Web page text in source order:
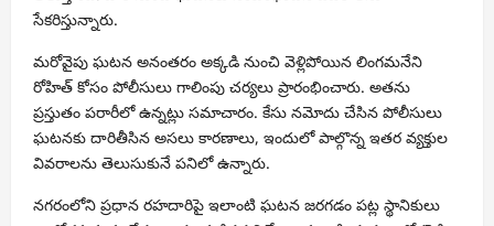
సేకరిస్తున్నారు.
మరోవైపు ఘటన అనంతరం అక్కడి నుంచి వెళ్లిపోయిన లింగమనేని
రోహిత్ కోసం పోలీసులు గాలింపు చర్యలు ప్రారంభించారు. అతను
ప్రస్తుతం పరారీలో ఉన్నట్లు సమాచారం. కేసు నమోదు చేసిన పోలీసులు
ఘటనకు దారితీసిన అసలు కారణాలు, ఇందులో పాల్గొన్న ఇతర వ్యక్తుల
వివరాలను తెలుసుకునే పనిలో ఉన్నారు.
నగరంలోని ప్రధాన రహదారిపై ఇలాంటి ఘటన జరగడం పట్ల స్థానికులు